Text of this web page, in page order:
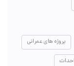
پروژه های عمرانی